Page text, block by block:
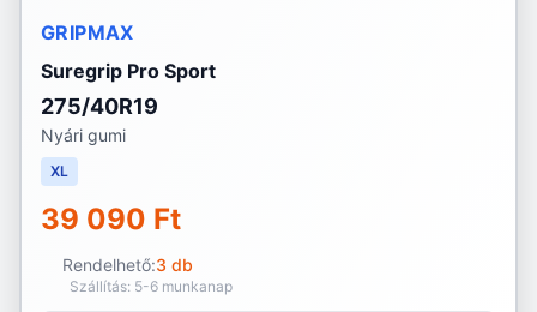
GRIPMAX
Suregrip Pro Sport
275/40R19
Nyári gumi
XL
39 090 Ft
Rendelhető:3 db
Szállítás: 5-6 munkanap